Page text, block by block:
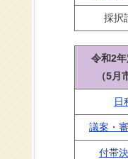
採択
令和2
（5月
日
議案・
付帯